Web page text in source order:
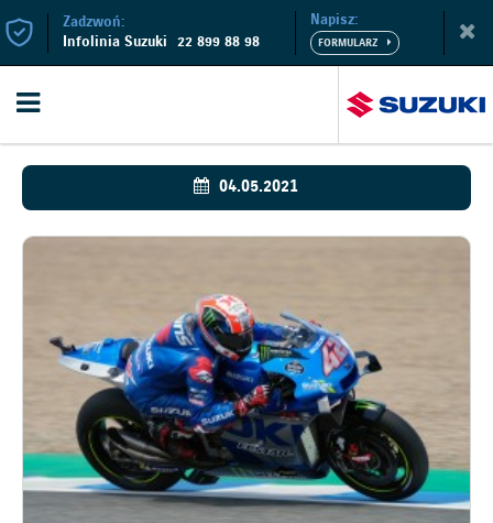
Zadzwoń:
Infolinia Suzuki 22 899 88 98
Napisz:
04.05.2021